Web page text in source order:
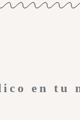
en tu